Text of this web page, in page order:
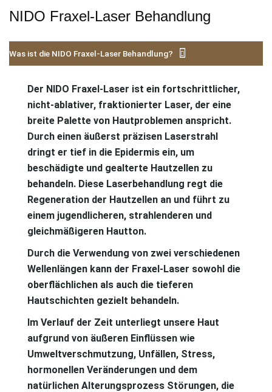
NIDO Fraxel-Laser Behandlung
Was ist die NIDO Fraxel-Laser Behandlung?
Der NIDO Fraxel-Laser ist ein fortschrittlicher,
nicht-ablativer, fraktionierter Laser, der eine
breite Palette von Hautproblemen anspricht.
Durch einen äußerst präzisen Laserstrahl
dringt er tief in die Epidermis ein, um
beschädigte und gealterte Hautzellen zu
behandeln. Diese Laserbehandlung regt die
Regeneration der Hautzellen an und führt zu
einem jugendlicheren, strahlenderen und
gleichmäßigeren Hautton.
Durch die Verwendung von zwei verschiedenen
Wellenlängen kann der Fraxel-Laser sowohl die
oberflächlichen als auch die tieferen
Hautschichten gezielt behandeln.
Im Verlauf der Zeit unterliegt unsere Haut
aufgrund von äußeren Einflüssen wie
Umweltverschmutzung, Unfällen, Stress,
hormonellen Veränderungen und dem
natürlichen Alterungsprozess Störungen, die